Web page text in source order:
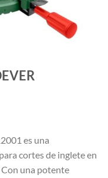
es una
cortes de inglete en
una potente